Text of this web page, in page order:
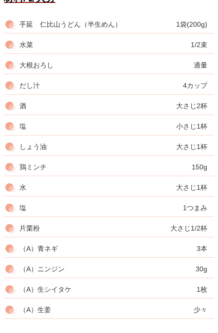
手延 仁比山うどん（半生めん） 1袋(200g)
水菜 1/2束
大根おろし 適量
だし汁 4カップ
酒 大さじ2杯
塩 小さじ1杯
しょう油 大さじ1杯
鶏ミンチ 150g
水 大さじ1杯
塩 1つまみ
片栗粉 大さじ1/2杯
（A）青ネギ 3本
（A）ニンジン 30g
（A）生シイタケ 1枚
（A）生姜 少々